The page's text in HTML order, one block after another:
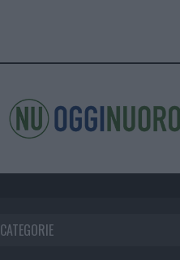
CATEGORIE